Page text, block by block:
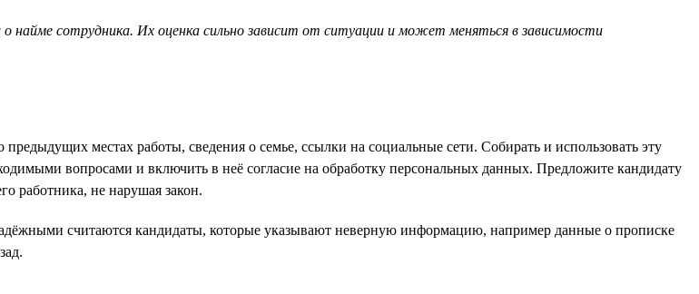
сотрудника. Их оценка сильно зависит от ситуации и может меняться в зависимости
местах работы, сведения о семье, ссылки на социальные сети. Собирать и использовать эту
вопросами и включить в неё согласие на обработку персональных данных. Предложите кандидату
работника, не нарушая закон.
считаются кандидаты, которые указывают неверную информацию, например данные о прописке